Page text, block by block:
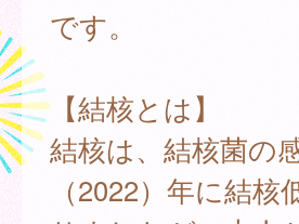
です。
【結核とは】
結核は、結核菌の
（2022）年に結